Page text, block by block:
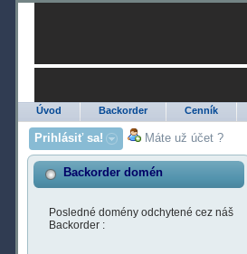
Úvod Backorder Cenník
Prihlásiť sa! Máte už účet ?
Backorder domén
Posledné domény odchytené cez náš
Backorder :